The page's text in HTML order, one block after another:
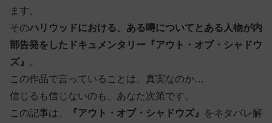
ます。
そのハリウッドにおける、ある噂についてとある人物が内
部告発をしたドキュメンタリー『アウト・オブ・シャドウ
ズ』
。
この作品で言っていることは、真実なのか…
信じるも信じないのも、あなた次第です。
この記事は、
『アウト・オブ・シャドウズ』
をネタバレ解